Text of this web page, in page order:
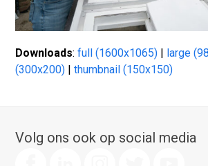
Downloads:full (1600x1065) | large
(300x200) |thumbnail (150x150)
Volg ons ook op social media